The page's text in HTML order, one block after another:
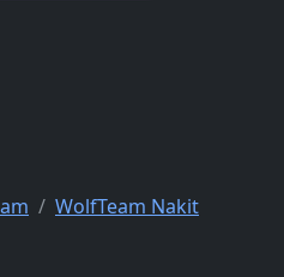
WolfTeam Nakit